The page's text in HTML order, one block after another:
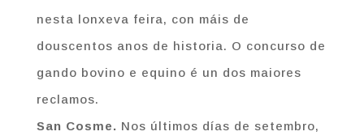
nesta lonxeva feira, con máis de
douscentos anos de historia. O concurso de
gando bovino e equino é un dos maiores
reclamos.
San Cosme. Nos últimos días de setembro,